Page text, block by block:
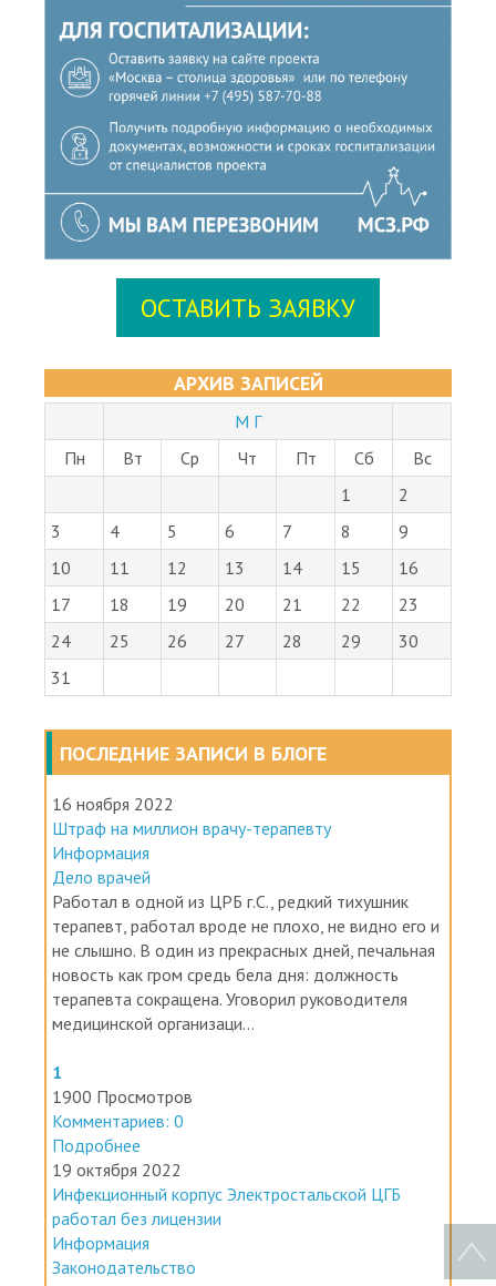
ОСТАВИТЬ ЗАЯВКУ
М Г
Чт
8
9
10
11 12 13 14 15
16
17
18 19 20 21 22
23
24
25 26 27 28 29
30
31
ПОСЛЕДНИЕ ЗАПИСИ В БЛОГЕ
16 ноября 2022
Штраф на миллион врачу-терапевту
Информация
Дело врачей
Работал в одной из ЦРБ г.С., редкий тихушник
терапевт, работал вроде не плохо, не видно его и
не слышно. В один из прекрасных дней, печальная
новость как гром средь бела дня: должность
терапевта сокращена. Уговорил руководителя
медицинской организаци...
1900 Просмотров
Комментариев: 0
Подробнее
19 октября 2022
Инфекционный корпус Электростальской ЦГБ
работал без лицензии
Информация
Законодательство
Дело врачей